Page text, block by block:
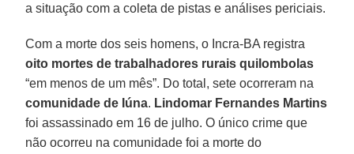
a situação com a coleta de pistas e análises periciais.
Com a morte dos seis homens, o Incra-BA registra
oito mortes de trabalhadores rurais quilombolas
“em menos de um mês”. Do total, sete ocorreram na
comunidade de Iúna. Lindomar Fernandes Martins
foi assassinado em 16 de julho. O único crime que
não ocorreu na comunidade foi a morte do